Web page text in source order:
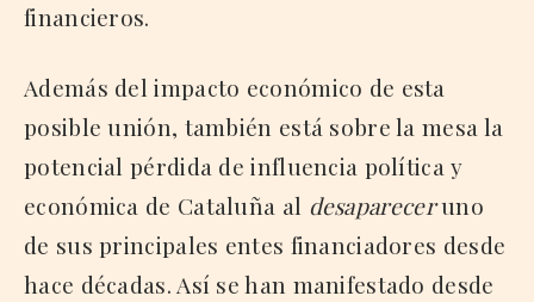
financieros.
Además del impacto económico de esta
posible unión, también está sobre la mesa la
potencial pérdida de influencia política y
económica de Cataluña al desapareceruno
de sus principales entes financiadores desde
hace décadas. Así se han manifestado desde